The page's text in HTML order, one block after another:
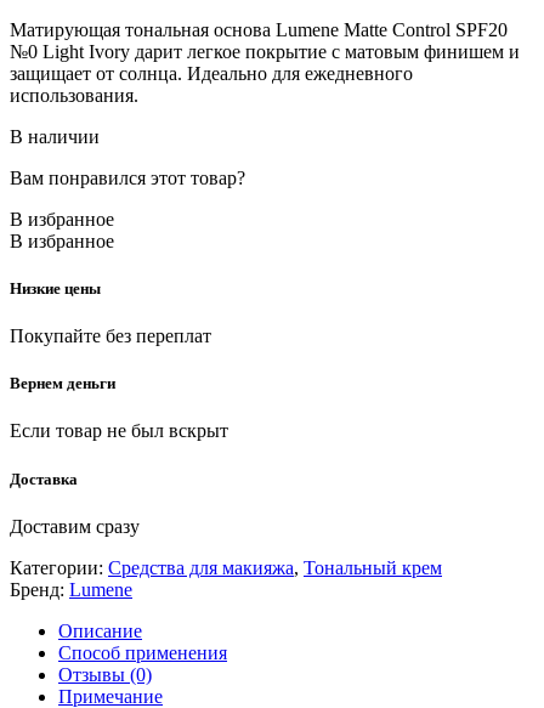
Матирующая тональная основа Lumene Matte Control SPF20
№0 Light Ivory дарит легкое покрытие с матовым финишем и
защищает от солнца. Идеально для ежедневного
использования.
В наличии
Вам понравился этот товар?
В избранное
В избранное
Низкие цены
Покупайте без переплат
Вернем деньги
Если товар не был вскрыт
Доставка
Доставим сразу
Категории: Средства для макияжа, Тональный крем
Бренд: Lumene
Описание
Способ применения
Отзывы (0)
Примечание